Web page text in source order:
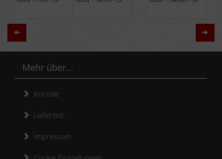
Zurück
Mehr über...
Kontakt
Lieferzeit
Impressum